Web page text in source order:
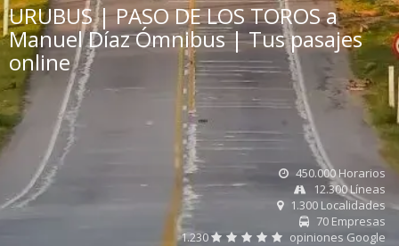
URUBUS | PASO DE LOS TOROS a
Manuel Díaz Ómnibus | Tus pasajes
online
450.000 Horarios
12.300 Líneas
1.300 Localidades
70 Empresas
1.230
opiniones Google